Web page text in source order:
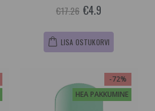
€17.26 €4.9
LISA OSTUKORVI
-72%
HEA PAKKUMINE